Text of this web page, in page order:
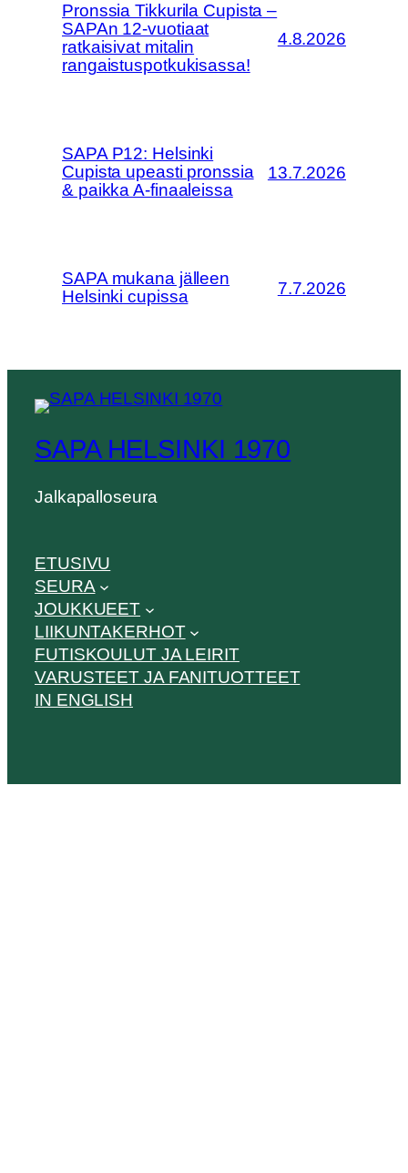
Pronssia Tikkurila Cupista –
SAPAn 12-vuotiaat
ratkaisivat mitalin
rangaistuspotkukisassa!
4.8.2026
SAPA P12: Helsinki
Cupista upeasti pronssia
& paikka A-finaaleissa
13.7.2026
SAPA mukana jälleen
Helsinki cupissa
7.7.2026
SAPA HELSINKI 1970
Jalkapalloseura
ETUSIVU
SEURA
JOUKKUEET
LIIKUNTAKERHOT
FUTISKOULUT JA LEIRIT
VARUSTEET JA FANITUOTTEET
IN ENGLISH